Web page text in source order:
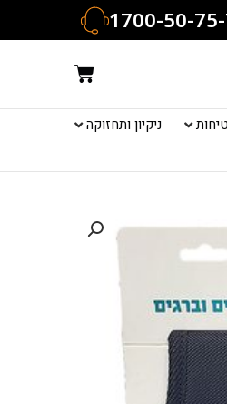
1700-50-
עגלת
קניות
ניקיון ותחזוקה